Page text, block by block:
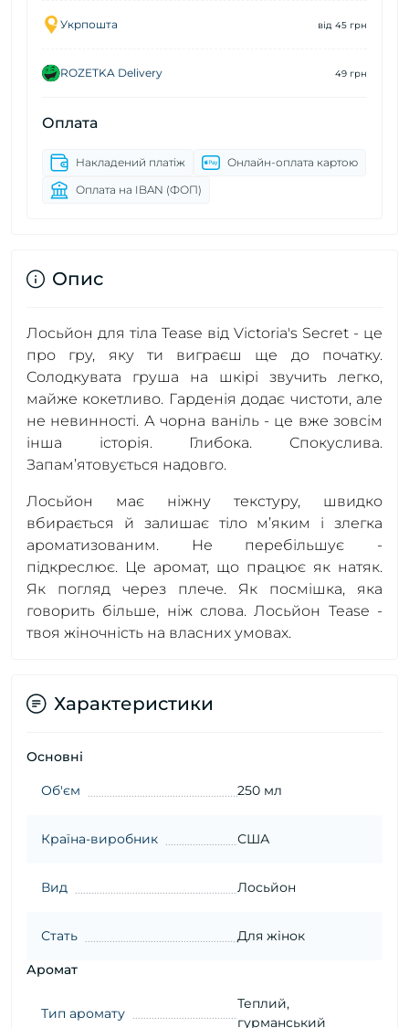
Укрпошта від 45 грн
ROZETKA Delivery 49 грн
Оплата
Накладений платіж
Онлайн-оплата картою
Оплата на IBAN (ФОП)
Опис
Лосьйон для тіла Tease від Victoria's Secret - це
про гру, яку ти виграєш ще до початку.
Солодкувата груша на шкірі звучить легко,
майже кокетливо. Гарденія додає чистоти, але
не невинності. А чорна ваніль - це вже зовсім
інша історія. Глибока. Спокуслива.
Запам’ятовується надовго.
Лосьйон має ніжну текстуру, швидко
вбирається й залишає тіло м’яким і злегка
ароматизованим. Не перебільшує -
підкреслює. Це аромат, що працює як натяк.
Як погляд через плече. Як посмішка, яка
говорить більше, ніж слова. Лосьйон Tease -
твоя жіночність на власних умовах.
Характеристики
Основні
Об'єм 250 мл
Країна-виробник США
Вид Лосьйон
Стать Для жінок
Аромат
Тип аромату
Теплий,
гурманський